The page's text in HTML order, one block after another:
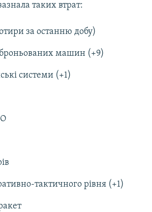
таких втрат:
за останню добу)
машин (+9)
системи (+1)
тактичного рівня (+1)